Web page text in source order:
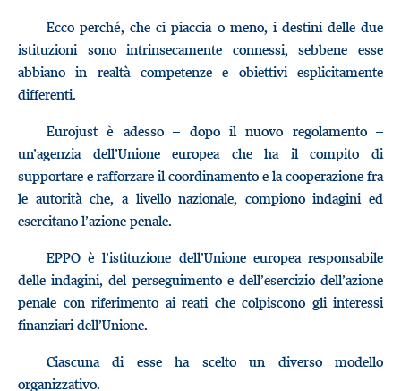
Ecco perché, che ci piaccia o meno, i destini delle due
istituzioni sono intrinsecamente connessi, sebbene esse
abbiano in realtà competenze e obiettivi esplicitamente
differenti.
Eurojust è adesso – dopo il nuovo regolamento –
un’agenzia dell’Unione europea che ha il compito di
supportare e rafforzare il coordinamento e la cooperazione fra
le autorità che, a livello nazionale, compiono indagini ed
esercitano l’azione penale.
EPPO è l’istituzione dell’Unione europea responsabile
delle indagini, del perseguimento e dell’esercizio dell’azione
penale con riferimento ai reati che colpiscono gli interessi
finanziari dell’Unione.
Ciascuna di esse ha scelto un diverso modello
organizzativo.